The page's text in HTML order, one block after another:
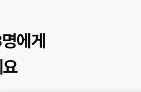
에게